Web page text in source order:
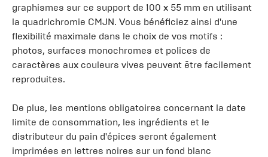
graphismes sur ce support de 100 x 55 mm en utilisant
la quadrichromie CMJN. Vous bénéficiez ainsi d'une
flexibilité maximale dans le choix de vos motifs :
photos, surfaces monochromes et polices de
caractères aux couleurs vives peuvent être facilement
reproduites.
De plus, les mentions obligatoires concernant la date
limite de consommation, les ingrédients et le
distributeur du pain d'épices seront également
imprimées en lettres noires sur un fond blanc